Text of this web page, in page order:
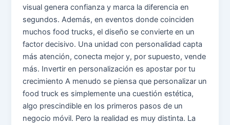
visual genera confianza y marca la diferencia en
segundos. Además, en eventos donde coinciden
muchos food trucks, el diseño se convierte en un
factor decisivo. Una unidad con personalidad capta
más atención, conecta mejor y, por supuesto, vende
más. Invertir en personalización es apostar por tu
crecimiento A menudo se piensa que personalizar un
food truck es simplemente una cuestión estética,
algo prescindible en los primeros pasos de un
negocio móvil. Pero la realidad es muy distinta. La